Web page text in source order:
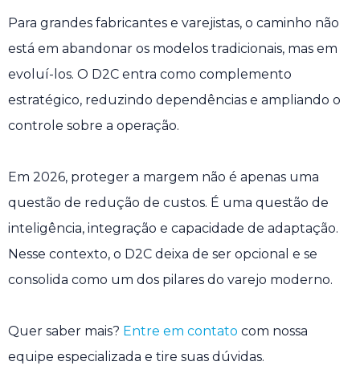
Para grandes fabricantes e varejistas, o caminho não
está em abandonar os modelos tradicionais, mas em
evoluí-los. O D2C entra como complemento
estratégico, reduzindo dependências e ampliando o
controle sobre a operação.
Em 2026, proteger a margem não é apenas uma
questão de redução de custos. É uma questão de
inteligência, integração e capacidade de adaptação.
Nesse contexto, o D2C deixa de ser opcional e se
consolida como um dos pilares do varejo moderno.
Quer saber mais? Entre em contato com nossa
equipe especializada e tire suas dúvidas.